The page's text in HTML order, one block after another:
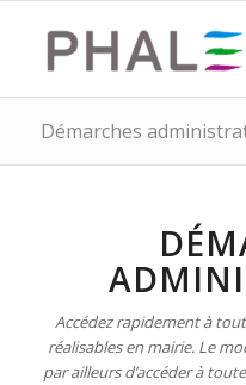
Démarches
Accédez rapidement à
réalisables en mairie. Le
par ailleurs d’accéder à